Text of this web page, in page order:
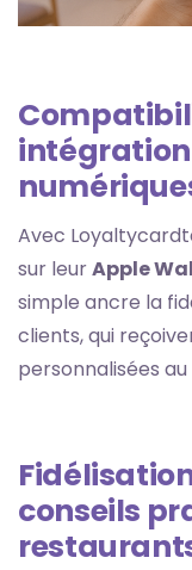
Avec
sur leurApple
simple ancre la
clients, qui
personnalisées
conseils